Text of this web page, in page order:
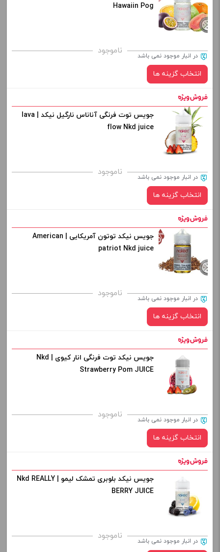
برای فعال شدن سبد خرید و نمایش قیمت ، گزینه های محصول را
از کادر بالا انتخاب کنید.
+
افزودن به سبد خرید
Hawaiin Pog
ناموجود در انبار موجود نمی باشد
انتخاب گزینه ها
نیکوتین:
برای فعال شدن سبد خرید و نمایش قیمت ، گزینه های محصول را
کپی
جویس توت فرنگی آناناس نارگیل نیکد | lava
flow Nkd juice
ناموجود در انبار موجود نمی باشد
انتخاب گزینه ها
نیکوتین:
برای فعال شدن سبد خرید و نمایش قیمت ، گزینه های محصول را
از کادر بالا انتخاب کنید.
+
افزودن به سبد خرید
جویس نیکد توتون آمریکایی | American
patriot Nkd juice
ناموجود در انبار موجود نمی باشد
انتخاب گزینه ها
نیکوتین:
برای فعال شدن سبد خرید و نمایش قیمت ، گزینه های محصول را
از کادر بالا انتخاب کنید.
+
افزودن به سبد خرید
جویس نیکد توت فرنگی انار کیوی | Nkd
Strawberry Pom JUICE
ناموجود در انبار موجود نمی باشد
انتخاب گزینه ها
نیکوتین:
برای فعال شدن سبد خرید و نمایش قیمت ، گزینه های محصول را
از کادر بالا انتخاب کنید.
جویس نیکد بلوبری تمشک لیمو | Nkd REALLY
BERRY JUICE
ناموجود در انبار موجود نمی باشد